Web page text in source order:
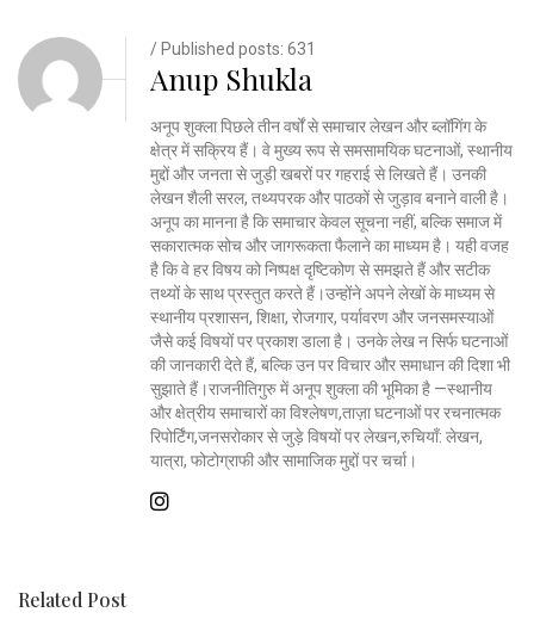
/ Published posts: 631
Anup Shukla
अनूप शुक्ला पिछले तीन वर्षों से समाचार लेखन और ब्लॉगिंग के
क्षेत्र में सक्रिय हैं। वे मुख्य रूप से समसामयिक घटनाओं, स्थानीय
मुद्दों और जनता से जुड़ी खबरों पर गहराई से लिखते हैं। उनकी
लेखन शैली सरल, तथ्यपरक और पाठकों से जुड़ाव बनाने वाली है।
अनूप का मानना है कि समाचार केवल सूचना नहीं, बल्कि समाज में
सकारात्मक सोच और जागरूकता फैलाने का माध्यम है। यही वजह
है कि वे हर विषय को निष्पक्ष दृष्टिकोण से समझते हैं और सटीक
तथ्यों के साथ प्रस्तुत करते हैं।उन्होंने अपने लेखों के माध्यम से
स्थानीय प्रशासन, शिक्षा, रोजगार, पर्यावरण और जनसमस्याओं
जैसे कई विषयों पर प्रकाश डाला है। उनके लेख न सिर्फ घटनाओं
की जानकारी देते हैं, बल्कि उन पर विचार और समाधान की दिशा भी
सुझाते हैं।राजनीतिगुरु में अनूप शुक्ला की भूमिका है —स्थानीय
और क्षेत्रीय समाचारों का विश्लेषण,ताज़ा घटनाओं पर रचनात्मक
रिपोर्टिंग,जनसरोकार से जुड़े विषयों पर लेखन,रुचियाँ: लेखन,
यात्रा, फोटोग्राफी और सामाजिक मुद्दों पर चर्चा।
Related Post